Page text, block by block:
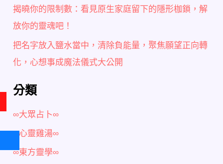
揭曉你的限制數：看見原生家庭留下的隱形枷鎖，解
放你的靈魂吧！
把名字放入鹽水當中，清除負能量，聚焦願望正向轉
化，心想事成魔法儀式大公開
分類
∞大眾占卜∞
∞心靈雞湯∞
∞東方靈學∞